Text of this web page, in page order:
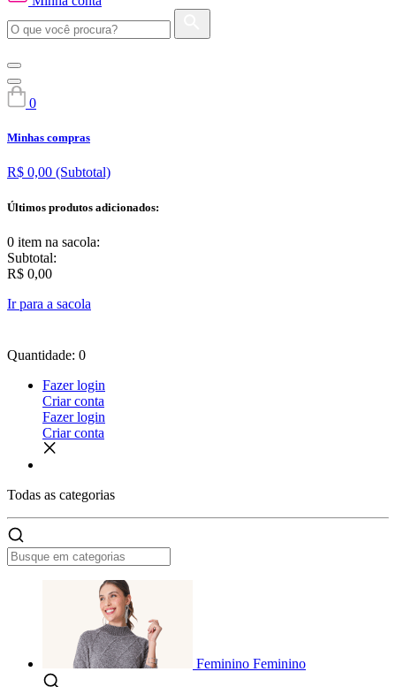
0
Minhas compras
R$ 0,00 (Subtotal)
Últimos produtos adicionados:
0 item na sacola:
Subtotal:
R$ 0,00
Ir para a sacola
Quantidade: 0
Fazer login
Criar conta
Fazer login
Criar conta
Todas as categorias
Feminino Feminino